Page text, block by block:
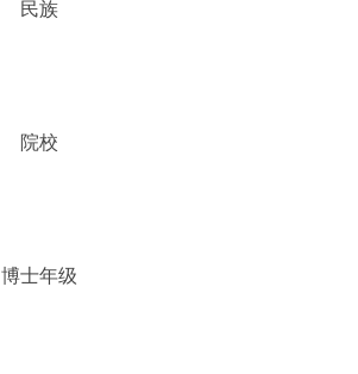
民族
院校
博士年级